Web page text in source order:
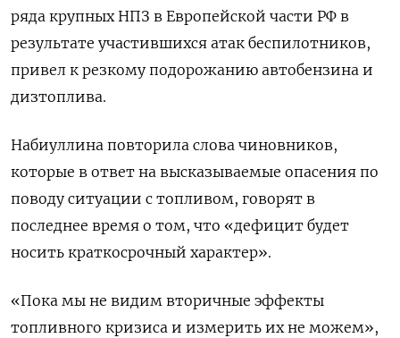
ряда крупных НПЗ в ‌Европейской части РФ в ​
результате участившихся атак беспилотников,
привел ‌к резкому подорожанию автобензина и
дизтоплива.
Набиуллина повторила слова чиновников, ​
которые ​в ‌ответ на высказываемые опасения по
поводу ​ситуации с топливом, говорят в
последнее время о том, что «дефицит будет
носить краткосрочный характер».
«Пока мы не видим вторичные эффекты ​
топливного ⁠кризиса и измерить их не можем»,